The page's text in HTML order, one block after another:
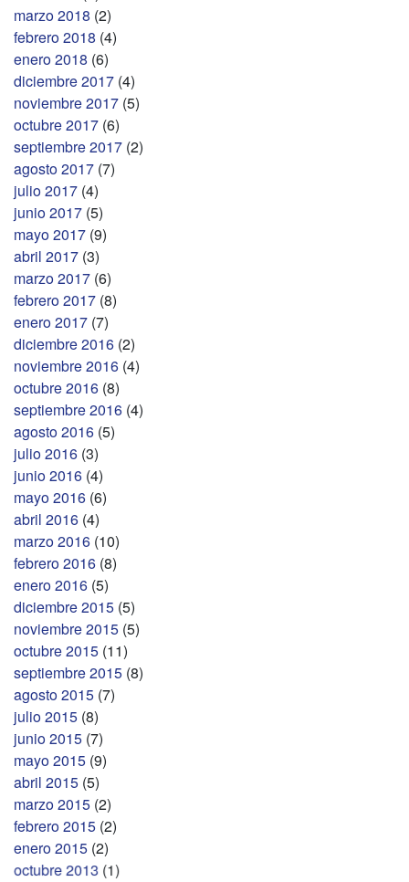
marzo 2018 (2)
febrero 2018 (4)
enero 2018 (6)
diciembre 2017 (4)
noviembre 2017 (5)
octubre 2017 (6)
septiembre 2017 (2)
agosto 2017 (7)
julio 2017 (4)
junio 2017 (5)
mayo 2017 (9)
abril 2017 (3)
marzo 2017 (6)
febrero 2017 (8)
enero 2017 (7)
diciembre 2016 (2)
noviembre 2016 (4)
octubre 2016 (8)
septiembre 2016 (4)
agosto 2016 (5)
julio 2016 (3)
junio 2016 (4)
mayo 2016 (6)
abril 2016 (4)
marzo 2016 (10)
febrero 2016 (8)
enero 2016 (5)
diciembre 2015 (5)
noviembre 2015 (5)
octubre 2015 (11)
septiembre 2015 (8)
agosto 2015 (7)
julio 2015 (8)
junio 2015 (7)
mayo 2015 (9)
abril 2015 (5)
marzo 2015 (2)
febrero 2015 (2)
enero 2015 (2)
octubre 2013 (1)